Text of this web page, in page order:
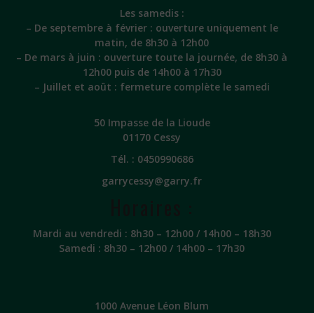
Les samedis :
– De septembre à février : ouverture uniquement le
matin, de 8h30 à 12h00
– De mars à juin : ouverture toute la journée, de 8h30 à
12h00 puis de 14h00 à 17h30
– Juillet et août : fermeture complète le samedi
50 Impasse de la Lioude
01170 Cessy
Tél. : 0450990686
garrycessy@garry.fr
Mardi au vendredi : 8h30 – 12h00 / 14h00 – 18h30
Samedi : 8h30 – 12h00 / 14h00 – 17h30
1000 Avenue Léon Blum